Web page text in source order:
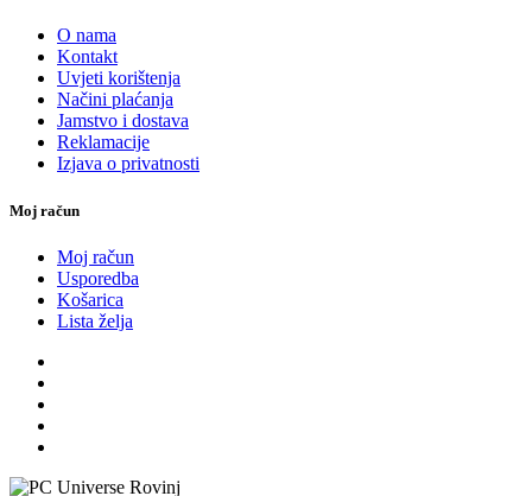
O nama
Kontakt
Uvjeti korištenja
Načini plaćanja
Jamstvo i dostava
Reklamacije
Izjava o privatnosti
Moj račun
Moj račun
Usporedba
Košarica
Lista želja